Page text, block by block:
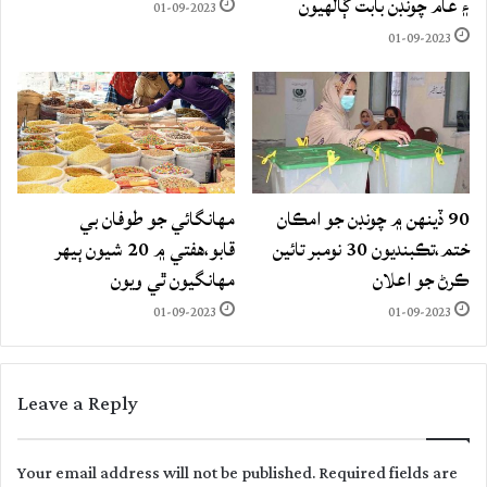
01-09-2023
01-09-2023
90 ڏينهن ۾ چونڊن جو امڪان
ختم،تڪبنديون 30 نومبر تائين
ڪرڻ جو اعلان
01-09-2023
مهانگائي جو طوفان بي
قابو،هفتي ۾ 20 شيون ٻيهر
مهانگيون ٿي ويون
01-09-2023
Leave a Reply
Your email address will not be published.Required fields are